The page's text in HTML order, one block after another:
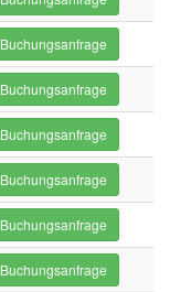
Buchungsanfrage
Buchungsanfrage
Buchungsanfrage
Buchungsanfrage
Buchungsanfrage
Buchungsanfrage